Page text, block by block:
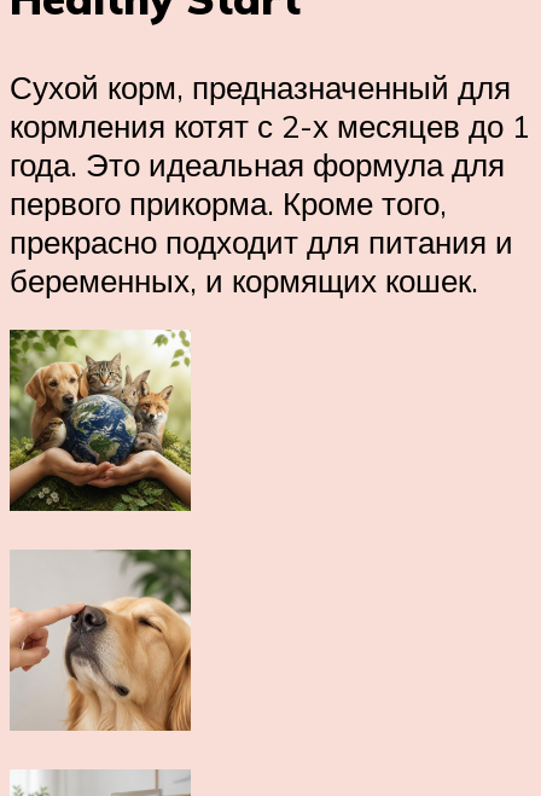
Сухой корм, предназначенный для
кормления котят с 2-х месяцев до 1
года. Это идеальная формула для
первого прикорма. Кроме того,
прекрасно подходит для питания и
беременных, и кормящих кошек.